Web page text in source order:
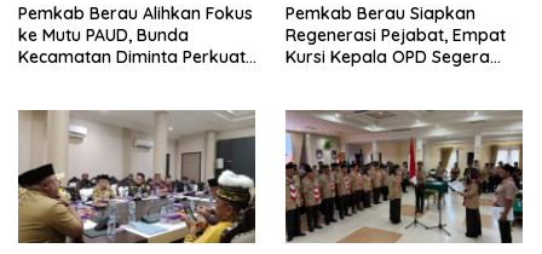
Pemkab Berau Alihkan Fokus
ke Mutu PAUD, Bunda
Kecamatan Diminta Perkuat
Pemkab Berau Siapkan
Regenerasi Pejabat, Empat
Kursi Kepala OPD Segera